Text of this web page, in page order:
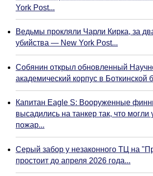
York Post...
Ведьмы прокляли Чарли Кирка, за
убийства — New York Post...
Собянин открыл обновленный
академический корпус в Боткинской
Капитан Eagle S: Вооруженные
высадились на танкер так, что могли
пожар...
Серый забор у незаконного ТЦ на
простоит до апреля 2026 года...